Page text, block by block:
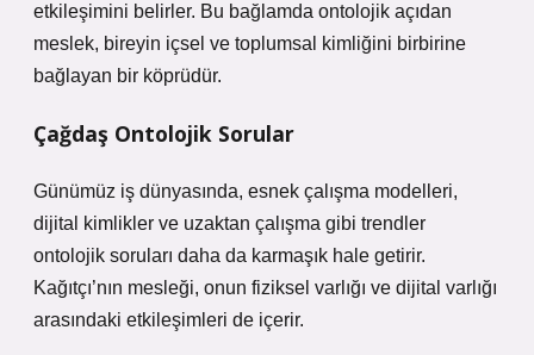
etkileşimini belirler. Bu bağlamda ontolojik açıdan
meslek, bireyin içsel ve toplumsal kimliğini birbirine
bağlayan bir köprüdür.
Çağdaş Ontolojik Sorular
Günümüz iş dünyasında, esnek çalışma modelleri,
dijital kimlikler ve uzaktan çalışma gibi trendler
ontolojik soruları daha da karmaşık hale getirir.
Kağıtçı’nın mesleği, onun fiziksel varlığı ve dijital varlığı
arasındaki etkileşimleri de içerir.